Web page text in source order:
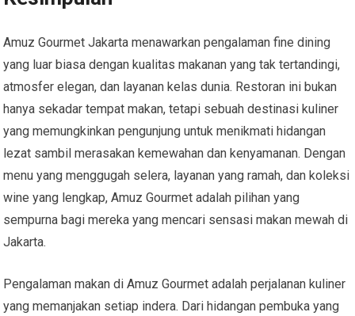
Amuz Gourmet Jakarta menawarkan pengalaman fine dining
yang luar biasa dengan kualitas makanan yang tak tertandingi,
atmosfer elegan, dan layanan kelas dunia. Restoran ini bukan
hanya sekadar tempat makan, tetapi sebuah destinasi kuliner
yang memungkinkan pengunjung untuk menikmati hidangan
lezat sambil merasakan kemewahan dan kenyamanan. Dengan
menu yang menggugah selera, layanan yang ramah, dan koleksi
wine yang lengkap, Amuz Gourmet adalah pilihan yang
sempurna bagi mereka yang mencari sensasi makan mewah di
Jakarta.
Pengalaman makan di Amuz Gourmet adalah perjalanan kuliner
yang memanjakan setiap indera. Dari hidangan pembuka yang